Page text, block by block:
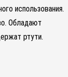
использования.
Обладают
ртути.